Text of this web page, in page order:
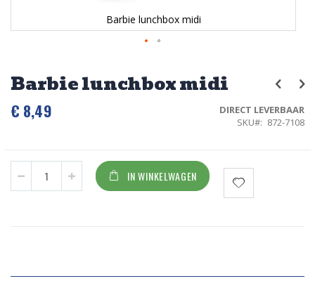
Barbie lunchbox midi
€ 8,49
DIRECT LEVERBAAR
SKU
872-7108
IN WINKELWAGEN
Barbie lunchbox midi
het
van
de